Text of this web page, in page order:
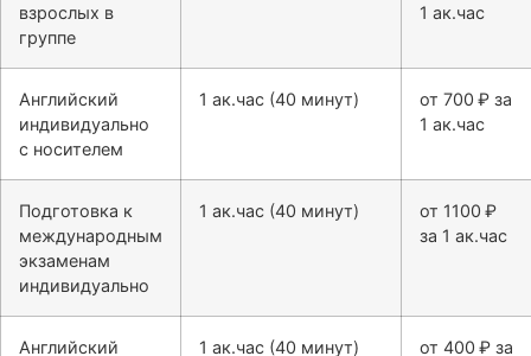
взрослых в
группе
1 ак.час
Английский
индивидуально
с носителем
1 ак.час (40 минут)
от 700 ₽ за
1 ак.час
Подготовка к
международным
экзаменам
индивидуально
1 ак.час (40 минут)
от 1100 ₽
за 1 ак.час
Английский
1 ак.час (40 минут)
от 400 ₽ за